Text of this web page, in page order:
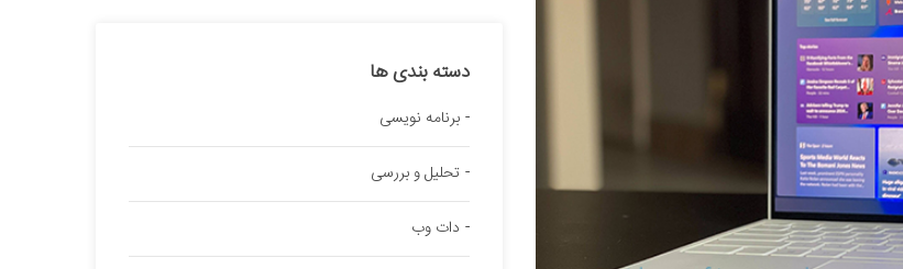
دسته بندی ها
برنامه نویسی
تحلیل و بررسی
دات وب